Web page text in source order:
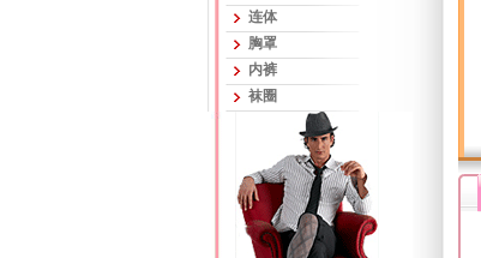
连体
胸罩
内裤
袜圈